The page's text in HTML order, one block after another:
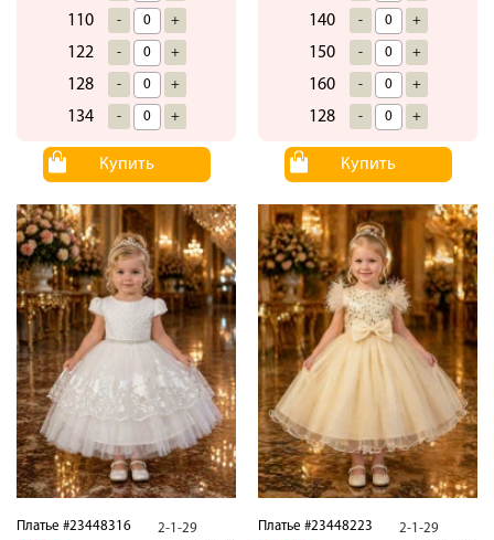
110 - +
122 - +
128 - +
134 - +
Купить
140 - +
150 - +
160 - +
128 - +
Купить
Платье #23448316 2-1-29 Платье #23448223 2-1-29